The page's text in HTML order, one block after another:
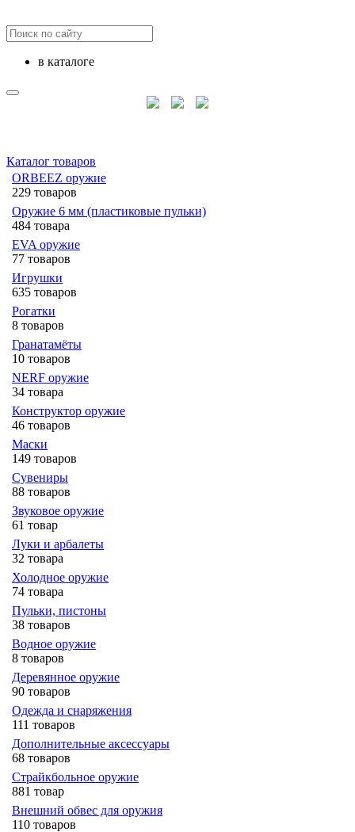
в каталоге
Каталог товаров
ORBEEZ оружие
229 товаров
Оружие 6 мм (пластиковые пульки)
484 товара
EVA оружие
77 товаров
Игрушки
635 товаров
Рогатки
8 товаров
Гранатамёты
10 товаров
NERF оружие
34 товара
Конструктор оружие
46 товаров
Маски
149 товаров
Сувениры
88 товаров
Звуковое оружие
61 товар
Луки и арбалеты
32 товара
Холодное оружие
74 товара
Пульки, пистоны
38 товаров
Водное оружие
8 товаров
Деревянное оружие
90 товаров
Одежда и снаряжения
111 товаров
Дополнительные аксессуары
68 товаров
Страйкбольное оружие
881 товар
Внешний обвес для оружия
110 товаров